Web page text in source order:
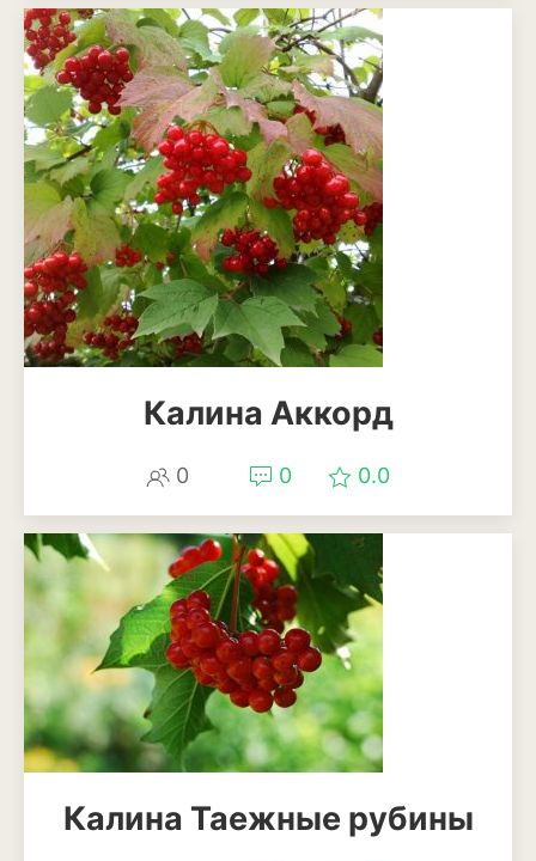
Гладиолус
Годеция
Гортензия
Декоративная капуста
Декоративный лук
Дельфиниум
Ипомея
Ирис
Крокус
Лапчатка
Лилейник
Лилии
Лобелия
Магнолия
Нарциссы
Калина Аккорд
0 0 0.0
Калина Таежные рубины